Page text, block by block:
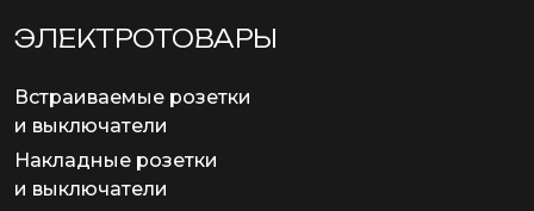
ЭЛЕКТРОТОВАРЫ
Встраиваемые розетки
и выключатели
Накладные розетки
и выключатели